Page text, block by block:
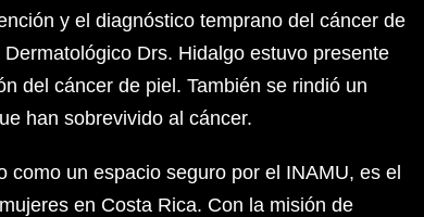
y el diagnóstico temprano del cáncer de
Drs. Hidalgo estuvo presente
del cáncer de piel. También se rindió un
han sobrevivido al cáncer.
como un espacio seguro por el INAMU, es el
en Costa Rica. Con la misión de